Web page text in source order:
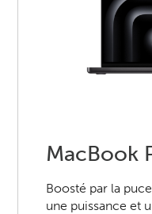
MacBook
Boosté par la
une puissance et